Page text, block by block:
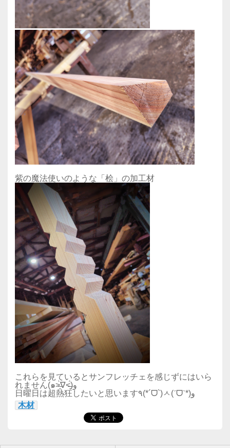
紫の魔法使いのような「桧」の加工材
これらを見ているとサンフレッチェを感じずにはいら
れません(๑˃̶͈̀∇˂̶͈́)و
日曜日は超熱狂したいと思います٩(*´ᗜ`)ㅅ(ˊᗜˋ*)و
木材